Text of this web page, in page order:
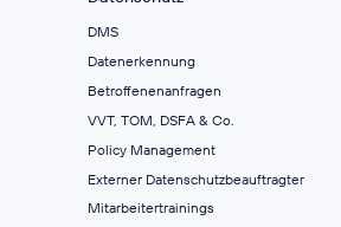
DMS
Datenerkennung
Betroffenenanfragen
VVT, TOM, DSFA & Co.
Policy Management
Externer Datenschutzbeauftragter
Mitarbeitertrainings